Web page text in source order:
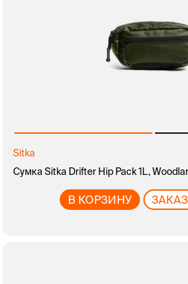
Sitka
Сумка Sitka Drifter Hip Pack 1L,
В КОРЗИНУ